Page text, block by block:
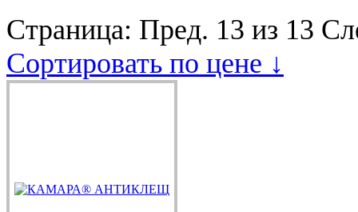
Страница: Пред. 13 из 13
Сортировать по цене ↓